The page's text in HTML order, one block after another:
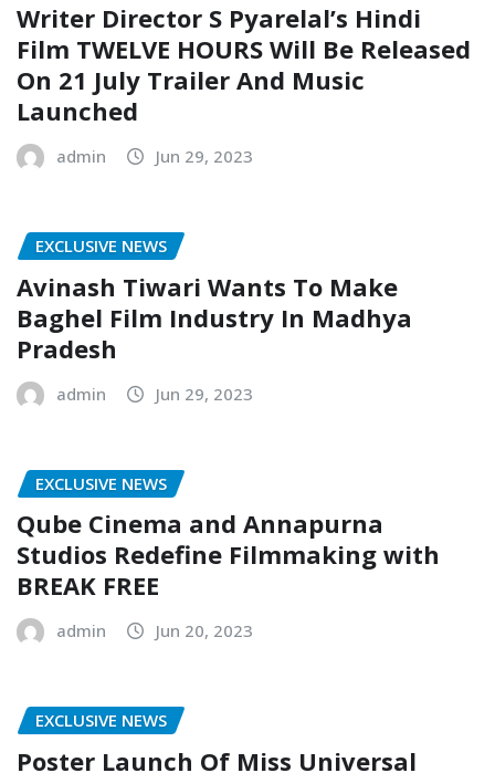
Writer Director S Pyarelal’s Hindi
Film TWELVE HOURS Will Be Released
On 21 July Trailer And Music
Launched
admin Jun 29, 2023
EXCLUSIVE NEWS
Avinash Tiwari Wants To Make
Baghel Film Industry In Madhya
Pradesh
admin Jun 29, 2023
EXCLUSIVE NEWS
Qube Cinema and Annapurna
Studios Redefine Filmmaking with
BREAK FREE
admin Jun 20, 2023
EXCLUSIVE NEWS
Poster Launch Of Miss Universal